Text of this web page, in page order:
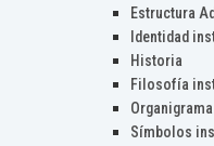
Estructura
Identidad
Historia
Filosofía
Organigrama
Símbolos